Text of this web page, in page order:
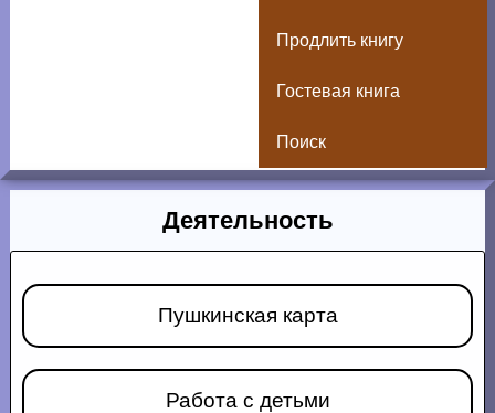
Продлить книгу
Гостевая книга
Поиск
Деятельность
Пушкинская карта
Работа с детьми